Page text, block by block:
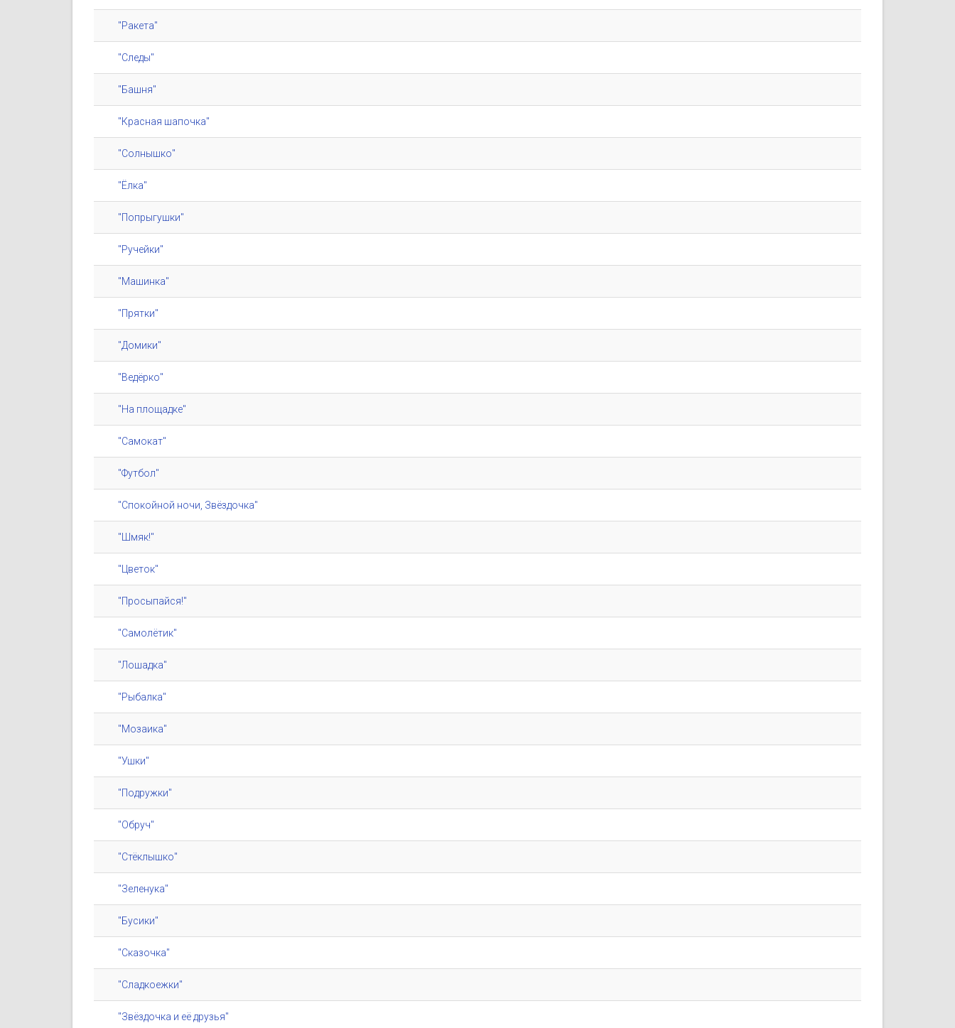
"Ракета"
"Следы"
"Башня"
"Красная шапочка"
"Солнышко"
"Ёлка"
"Попрыгушки"
"Ручейки"
"Машинка"
"Прятки"
"Домики"
"Ведёрко"
"На площадке"
"Самокат"
"Футбол"
"Спокойной ночи, Звёздочка"
"Шмяк!"
"Цветок"
"Просыпайся!"
"Самолётик"
"Лошадка"
"Рыбалка"
"Мозаика"
"Ушки"
"Подружки"
"Обруч"
"Стёклышко"
"Зеленука"
"Бусики"
"Сказочка"
"Сладкоежки"
"Звёздочка и её друзья"